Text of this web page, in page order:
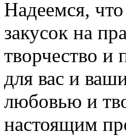
Надеемся,
закусок на
творчество и
для вас и
любовью и
настоящим